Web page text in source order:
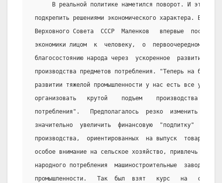
В реальной политике наметился поворот. И этот
подкрепить решениями экономического характера. В
Верховного Совета  СССР  Маленков   впервые
экономики лицом  к  человеку,  о  первоочередном
благосостоянию народа через  ускоренное  развитие
производства предметов потребления. "Теперь на базе
развитии тяжелой промышленности у нас есть все
организовать   крутой    подъем    производства
потребления".   Предполагалось  резко  изменить
значительно  увеличить  финансовую  "подпитку"
производства,  ориентированных  на выпуск  товаров
особое внимание на сельское хозяйство, привлечь  к
народного потребления  машиностроительные  заводы  и
промышленности.   Так  был  взят   курс   на